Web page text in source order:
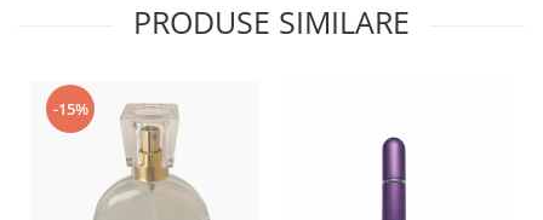
PRODUSE SIMILARE
-15%